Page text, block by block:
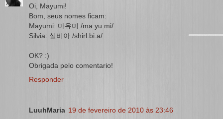
Oi, Mayumi!
Bom, seus nomes ficam:
Mayumi: 마유미 /ma.yu.mi/
Silvia: 실비아 /shirl.bi.a/
OK? :)
Obrigada pelo comentario!
Responder
LuuhMaria 19 de fevereiro de 2010 às 23:46